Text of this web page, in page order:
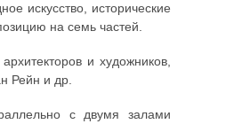
искусство, исторические
на семь частей.
и художников,
Рейн и др.
с двумя залами